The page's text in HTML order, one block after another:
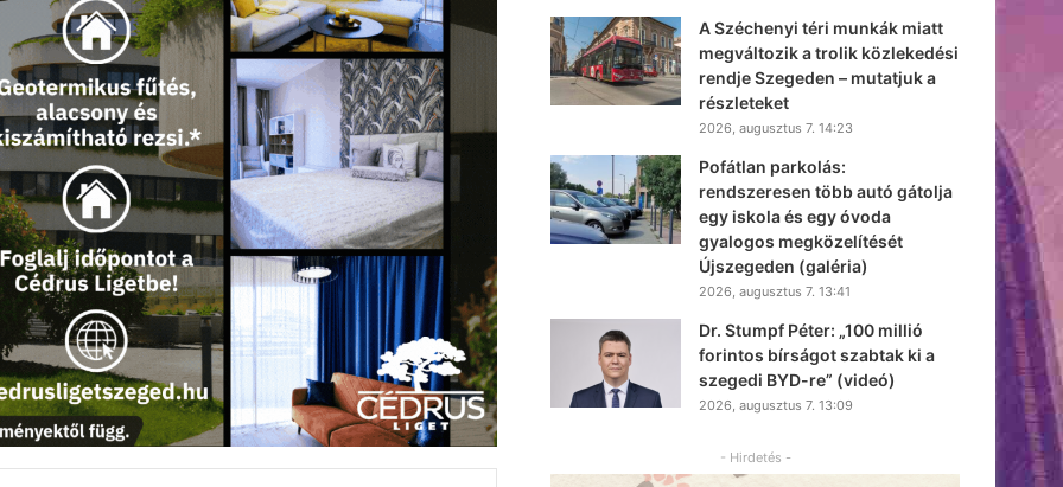
A Széchenyi téri munkák miatt
megváltozik a trolik közlekedési
rendje Szegeden – mutatjuk a
részleteket
2026, augusztus 7. 14:23
Pofátlan parkolás:
rendszeresen több autó gátolja
egy iskola és egy óvoda
gyalogos megközelítését
Újszegeden (galéria)
2026, augusztus 7. 13:41
Dr. Stumpf Péter: „100 millió
forintos bírságot szabtak ki a
szegedi BYD-re” (videó)
2026, augusztus 7. 13:09
- Hirdetés -